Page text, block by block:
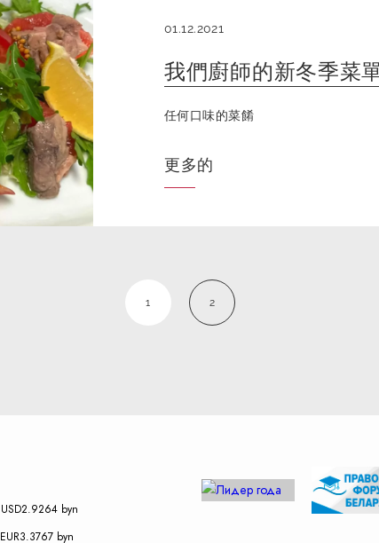
01.12.2021
我們廚師的新冬季菜
任何口味的菜餚
更多的
1 2
USD2.9264 byn
EUR3.3767 byn